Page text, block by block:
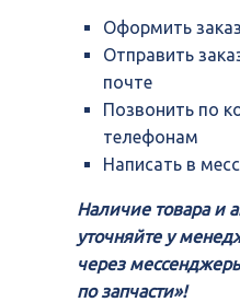
Оформить
Отправить
почте
Позвонить по
телефонам
Написать в
Наличие товара и
уточняйте у
через
по запчасти»!